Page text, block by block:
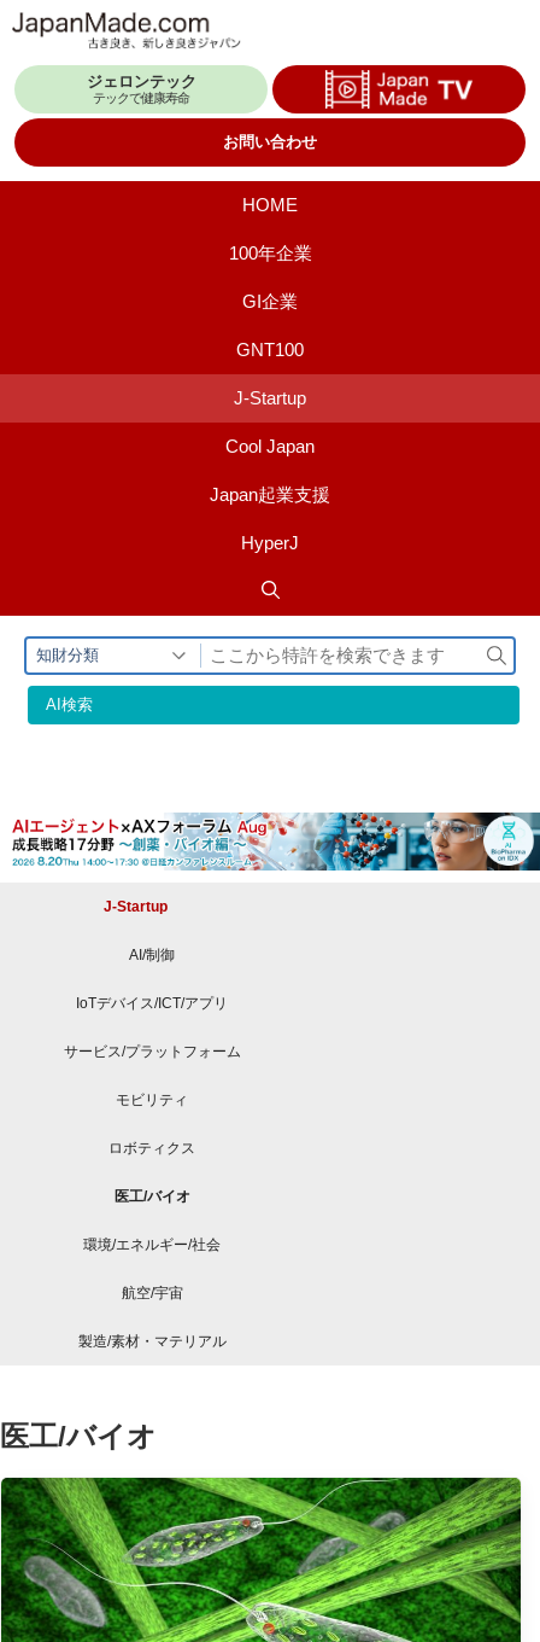
テ
ジェロンテック
テックで健康寿命
お問い合わせ
HOME
100年企業
GI企業
GNT100
J-Startup
Cool Japan
Japan起業支援
HyperJ
知財分類
検
索
AI検索
J-Startup
AI/制御
IoTデバイス/ICT/アプリ
サービス/プラットフォーム
モビリティ
ロボティクス
医工/バイオ
環境/エネルギー/社会
航空/宇宙
製造/素材・マテリアル
医工/バイオ